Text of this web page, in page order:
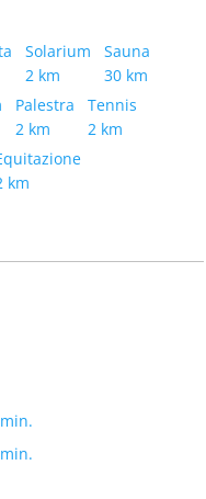
Solarium
2 km
Sauna
30 km
Palestra
2 km
Tennis
2 km
km